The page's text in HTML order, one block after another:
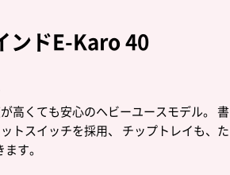
ルダー シールメーカー
PowerA
Rexel
ンドE-Karo 40
高くても安心のヘビーユースモデル。 書
トスイッチを採用、 チップトレイも、た
す。